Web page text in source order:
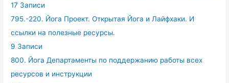
17 Записи
795.-220. Йога Проект. Открытая Йога и Лайфхаки. И
ссылки на полезные ресурсы.
9 Записи
800. Йога Департаменты по поддержанию работы всех
ресурсов и инструкции